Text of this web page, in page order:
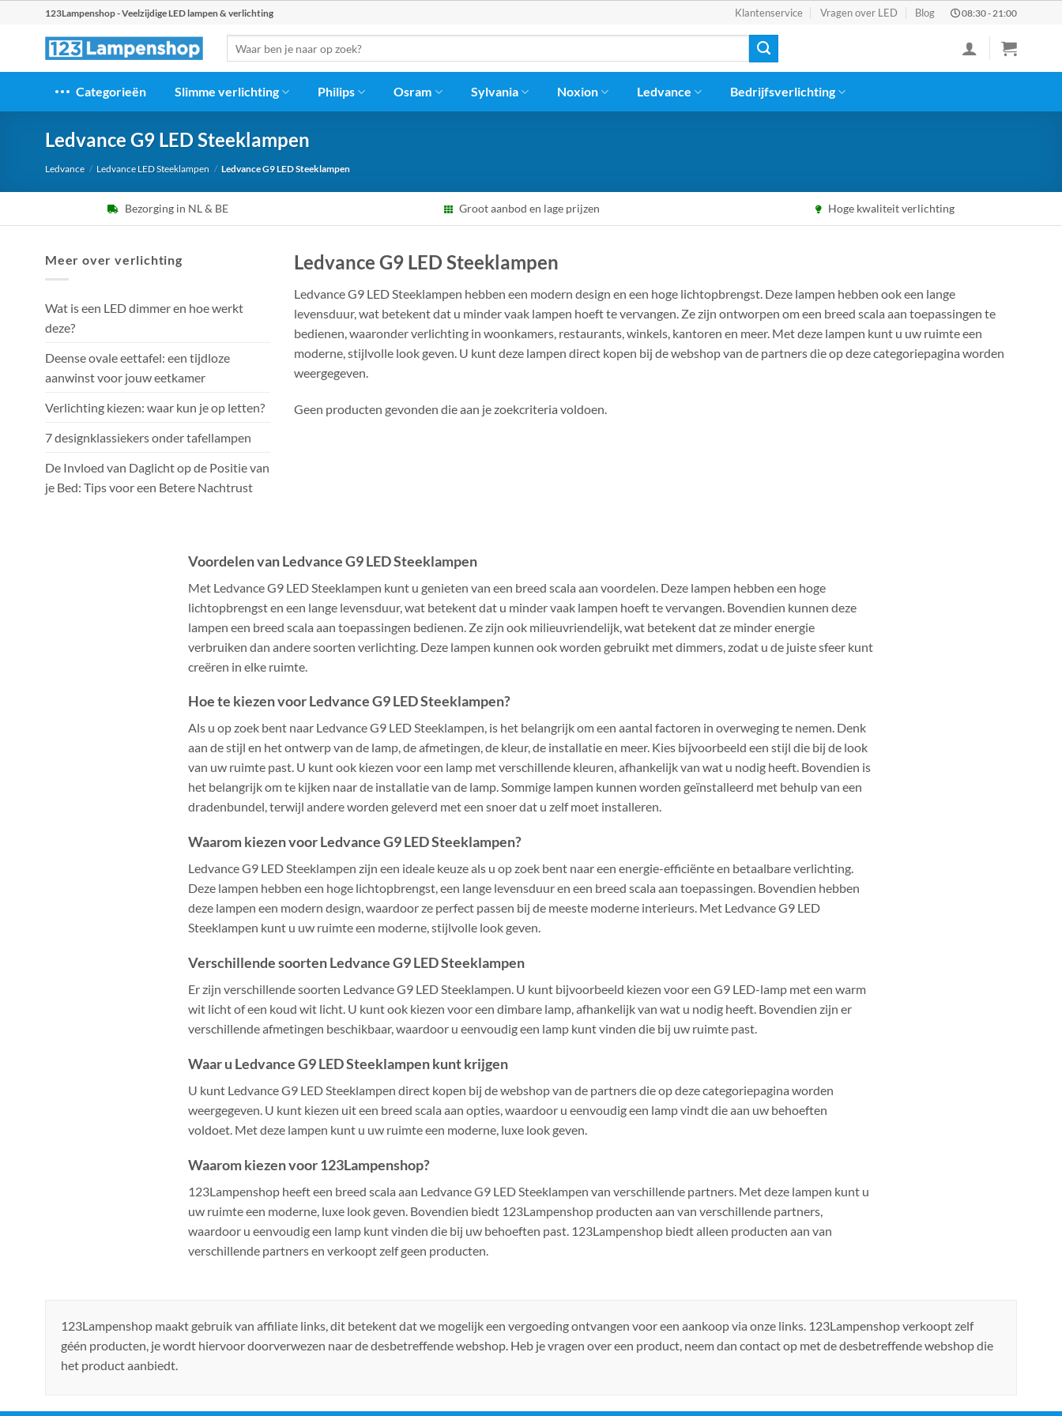
123Lampenshop - Veelzijdige LED lampen & verlichting Klantenservice Vragen over LED Blog 08:30 - 21:00
naar:
Categorieën Slimme verlichting Philips Osram Sylvania Noxion Ledvance Bedrijfsverlichting
Ledvance G9 LED Steeklampen
Ledvance / Ledvance LED Steeklampen / Ledvance G9 LED Steeklampen
Bezorging in NL & BE Groot aanbod en lage prijzen Hoge kwaliteit verlichting
Meer over verlichting
Wat is een LED dimmer en hoe werkt
deze?
Deense ovale eettafel: een tijdloze
aanwinst voor jouw eetkamer
Verlichting kiezen: waar kun je op letten?
7 designklassiekers onder tafellampen
De Invloed van Daglicht op de Positie van
je Bed: Tips voor een Betere Nachtrust
Ledvance G9 LED Steeklampen
Ledvance G9 LED Steeklampen hebben een modern design en een hoge lichtopbrengst. Deze lampen hebben ook een lange
levensduur, wat betekent dat u minder vaak lampen hoeft te vervangen. Ze zijn ontworpen om een breed scala aan toepassingen te
bedienen, waaronder verlichting in woonkamers, restaurants, winkels, kantoren en meer. Met deze lampen kunt u uw ruimte een
moderne, stijlvolle look geven. U kunt deze lampen direct kopen bij de webshop van de partners die op deze categoriepagina worden
weergegeven.
Geen producten gevonden die aan je zoekcriteria voldoen.
Voordelen van Ledvance G9 LED Steeklampen
Met Ledvance G9 LED Steeklampen kunt u genieten van een breed scala aan voordelen. Deze lampen hebben een hoge
lichtopbrengst en een lange levensduur, wat betekent dat u minder vaak lampen hoeft te vervangen. Bovendien kunnen deze
lampen een breed scala aan toepassingen bedienen. Ze zijn ook milieuvriendelijk, wat betekent dat ze minder energie
verbruiken dan andere soorten verlichting. Deze lampen kunnen ook worden gebruikt met dimmers, zodat u de juiste sfeer kunt
creëren in elke ruimte.
Hoe te kiezen voor Ledvance G9 LED Steeklampen?
Als u op zoek bent naar Ledvance G9 LED Steeklampen, is het belangrijk om een aantal factoren in overweging te nemen. Denk
aan de stijl en het ontwerp van de lamp, de afmetingen, de kleur, de installatie en meer. Kies bijvoorbeeld een stijl die bij de look
van uw ruimte past. U kunt ook kiezen voor een lamp met verschillende kleuren, afhankelijk van wat u nodig heeft. Bovendien is
het belangrijk om te kijken naar de installatie van de lamp. Sommige lampen kunnen worden geïnstalleerd met behulp van een
dradenbundel, terwijl andere worden geleverd met een snoer dat u zelf moet installeren.
Waarom kiezen voor Ledvance G9 LED Steeklampen?
Ledvance G9 LED Steeklampen zijn een ideale keuze als u op zoek bent naar een energie-efficiënte en betaalbare verlichting.
Deze lampen hebben een hoge lichtopbrengst, een lange levensduur en een breed scala aan toepassingen. Bovendien hebben
deze lampen een modern design, waardoor ze perfect passen bij de meeste moderne interieurs. Met Ledvance G9 LED
Steeklampen kunt u uw ruimte een moderne, stijlvolle look geven.
Verschillende soorten Ledvance G9 LED Steeklampen
Er zijn verschillende soorten Ledvance G9 LED Steeklampen. U kunt bijvoorbeeld kiezen voor een G9 LED-lamp met een warm
wit licht of een koud wit licht. U kunt ook kiezen voor een dimbare lamp, afhankelijk van wat u nodig heeft. Bovendien zijn er
verschillende afmetingen beschikbaar, waardoor u eenvoudig een lamp kunt vinden die bij uw ruimte past.
Waar u Ledvance G9 LED Steeklampen kunt krijgen
U kunt Ledvance G9 LED Steeklampen direct kopen bij de webshop van de partners die op deze categoriepagina worden
weergegeven. U kunt kiezen uit een breed scala aan opties, waardoor u eenvoudig een lamp vindt die aan uw behoeften
voldoet. Met deze lampen kunt u uw ruimte een moderne, luxe look geven.
Waarom kiezen voor 123Lampenshop?
123Lampenshop heeft een breed scala aan Ledvance G9 LED Steeklampen van verschillende partners. Met deze lampen kunt u
uw ruimte een moderne, luxe look geven. Bovendien biedt 123Lampenshop producten aan van verschillende partners,
waardoor u eenvoudig een lamp kunt vinden die bij uw behoeften past. 123Lampenshop biedt alleen producten aan van
verschillende partners en verkoopt zelf geen producten.
123Lampenshop maakt gebruik van affiliate links, dit betekent dat we mogelijk een vergoeding ontvangen voor een aankoop via onze links. 123Lampenshop verkoopt zelf
géén producten, je wordt hiervoor doorverwezen naar de desbetreffende webshop. Heb je vragen over een product, neem dan contact op met de desbetreffende webshop die
het product aanbiedt.